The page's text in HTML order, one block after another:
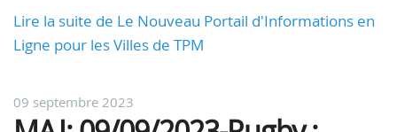
Lire la suite de Le Nouveau Portail d'Informations en
Ligne pour les Villes de TPM
09 septembre 2023